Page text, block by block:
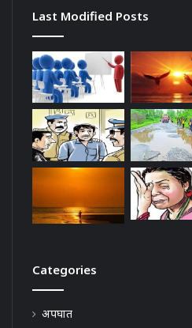
Last Modified Posts
Categories
अपघात